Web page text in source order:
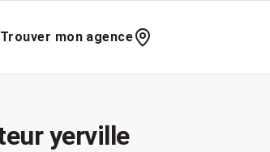
Trouver mon agence
yerville